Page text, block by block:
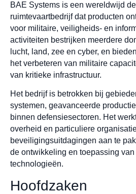
BAE Systems is een wereldwijd
ruimtevaartbedrijf dat producten
voor militaire, veiligheids- en
activiteiten bestrijken meerdere
lucht, land, zee en cyber, en
het verbeteren van militaire
van kritieke infrastructuur.
Het bedrijf is betrokken bij
systemen, geavanceerde
binnen defensiesectoren. Het
overheid en particuliere
beveiligingsuitdagingen aan te
de ontwikkeling en toepassing
technologieën.
Hoofdzaken